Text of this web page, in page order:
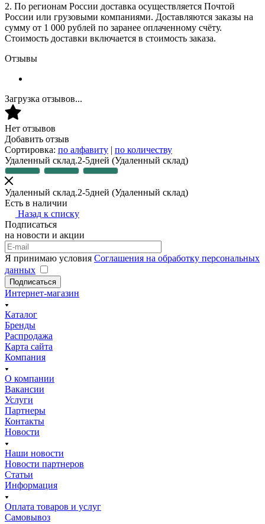
2. По регионам России доставка осуществляется Почтой
России или грузовыми компаниями. Доставляются заказы на
сумму от 1 000 рублей по заранее оплаченному счёту.
Стоимость доставки включается в стоимость заказа.
Отзывы
Загрузка отзывов...
Нет отзывов
Добавить отзыв
Сортировка: по алфавиту | по количеству
Удаленный склад.2-5дней (Удаленный склад)
Удаленный склад.2-5дней (Удаленный склад)
Есть в наличии
Назад к списку
Подписаться
на новости и акции
Я принимаю условия Соглашения на обработку персональных
данных
Подписаться
Интернет-магазин
Каталог
Бренды
Распродажа
Карта сайта
Компания
О компании
Вакансии
Услуги
Партнеры
Контакты
Новости
Наши новости
Новости партнеров
Статьи
Информация
Оплата товаров и услуг
Самовывоз